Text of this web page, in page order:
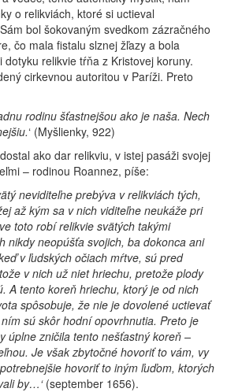
o relikviách, ktoré si uctieval
bol šokovaným svedkom zázračného
čo mala fistalu slznej žľazy a bola
relikvie tŕňa z Kristovej koruny.
cirkevnou autoritou v Paríži. Preto
rodinu šťastnejšou ako je naša. Nech
‘ (Myšlienky, 922)
ako dar relikviu, v istej pasáži svojej
– rodinou Roannez, píše:
neviditeľne prebýva v relikviách tých,
až kým sa v nich viditeľne neukáže pri
toto robí relikvie svätých takými
nikdy neopúšťa svojich, ba dokonca ani
v ľudských očiach mŕtve, sú pred
v nich už niet hriechu, pretože plody
A tento koreň hriechu, ktorý je od nich
spôsobuje, že nie je dovolené uctievať
sú skôr hodní opovrhnutia. Preto je
úplne zničila tento nešťastný koreň –
Je však zbytočné hovoriť to vám, vy
hovoriť to iným ľuďom, ktorých
by…‘ (september 1656).